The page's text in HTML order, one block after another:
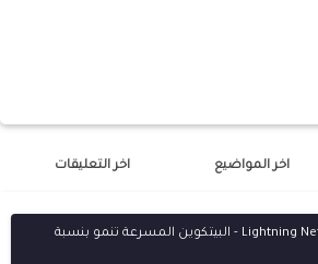
اخر المواضيع اخر التعليقات
تقنية Lightning Network - البيتكوين المسرعة تنمو بنسبة